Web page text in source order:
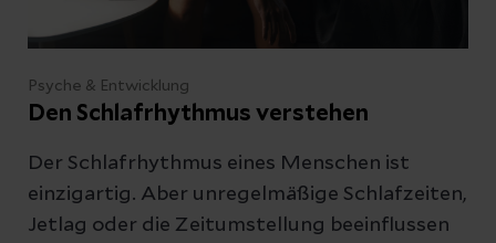
Psyche & Entwicklung
Den Schlafrhythmus verstehen
Der Schlafrhythmus eines Menschen ist
einzigartig. Aber unregelmäßige Schlafzeiten,
Jetlag oder die Zeitumstellung beeinflussen